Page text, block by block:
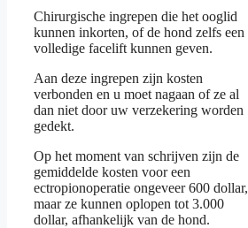
Chirurgische ingrepen die het ooglid
kunnen inkorten, of de hond zelfs een
volledige facelift kunnen geven.
Aan deze ingrepen zijn kosten
verbonden en u moet nagaan of ze al
dan niet door uw verzekering worden
gedekt.
Op het moment van schrijven zijn de
gemiddelde kosten voor een
ectropionoperatie ongeveer 600 dollar,
maar ze kunnen oplopen tot 3.000
dollar, afhankelijk van de hond.